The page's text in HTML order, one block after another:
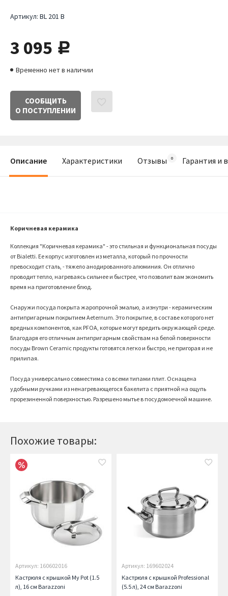
Артикул: BL 201 B
3 095 руб.
Временно нет в наличии
СООБЩИТЬ
О ПОСТУПЛЕНИИ
Похожие товары:
Артикул: 160602016
Кастрюля с крышкой My Pot (1.5
л), 16 см Barazzoni
Артикул: 169602024
Кастрюля с крышкой Professional
(5.5 л), 24 см Barazzoni
Описание Характеристики Отзывы Гарантия и
Коричневая керамика
Коллекция "Коричневая керамика" - это стильная и функциональная посуды
от Bialetti. Ее корпус изготовлен из металла, который по прочности
превосходит сталь, - тяжело анодированного алюминия. Он отлично
проводит тепло, нагреваясь сильнее и быстрее, что позволит вам экономить
время на приготовление блюд.
Снаружи посуда покрыта жаропрочной эмалью, а изнутри - керамическим
антипригарным покрытием Aeternum. Это покрытие, в составе которого нет
вредных компонентов, как PFOA, которые могут вредить окружающей среде.
Благодаря его отличным антипригарным свойствам на белой поверхности
посуды Brown Ceramic продукты готовятся легко и быстро, не пригорая и не
прилипая.
Посуда универсально совместима со всеми типами плит. Оснащена
удобными ручками из ненагревающегося бакелита с приятной на ощупь
прорезиненной поверхностью. Разрешено мытье в посудомоечной машине.